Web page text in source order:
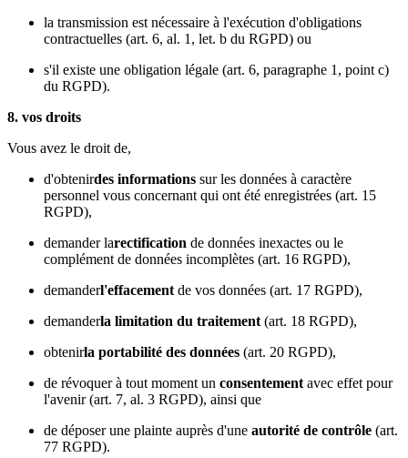
la transmission est nécessaire à l'exécution d'obligations
contractuelles (art. 6, al. 1, let. b du RGPD) ou
s'il existe une obligation légale (art. 6, paragraphe 1, point c)
du RGPD).
8. vos droits
Vous avez le droit de,
d'obtenirdes informations sur les données à caractère
personnel vous concernant qui ont été enregistrées (art. 15
RGPD),
demander larectification de données inexactes ou le
complément de données incomplètes (art. 16 RGPD),
demanderl'effacement de vos données (art. 17 RGPD),
demanderla limitation du traitement (art. 18 RGPD),
obtenirla portabilité des données (art. 20 RGPD),
de révoquer à tout moment un consentement avec effet pour
l'avenir (art. 7, al. 3 RGPD), ainsi que
de déposer une plainte auprès d'une autorité de contrôle (art.
77 RGPD).